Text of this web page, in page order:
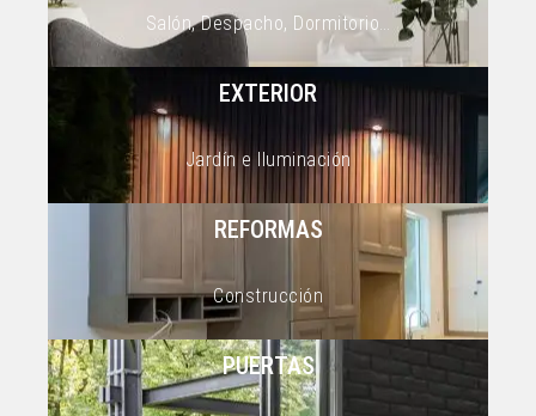
Salón, Despacho, Dormitorio…
EXTERIOR
Jardín e Iluminación
REFORMAS
Construcción
PUERTAS